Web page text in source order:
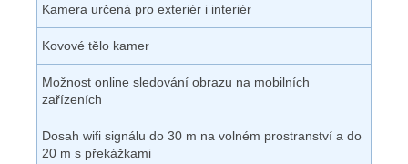
Kamera určená pro exteriér i interiér
Kovové tělo kamer
Možnost online sledování obrazu na mobilních
zařízeních
Dosah wifi signálu do 30 m na volném prostranství a do
20 m s překážkami